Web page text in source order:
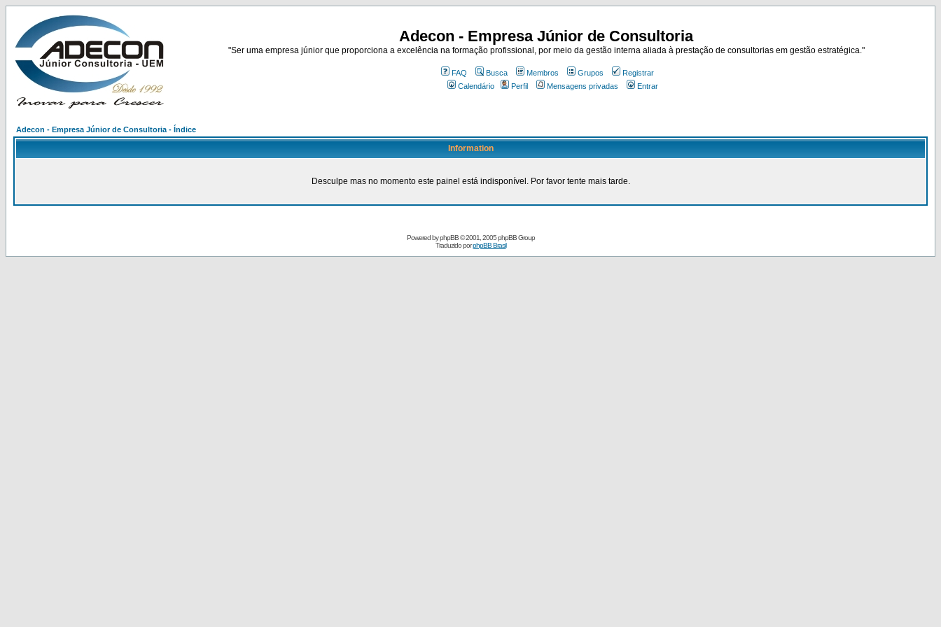
Adecon - Empresa Júnior de Consultoria
"Ser uma empresa júnior que proporciona a excelência na formação profissional, por meio da gestão interna aliada à prestação de consultorias em gestão estratégica."
FAQ Busca Membros Grupos
Registrar
Calendário
Perfil Mensagens privadas Entrar
Adecon - Empresa Júnior de Consultoria - Índice
Information
Desculpe mas no momento este painel está indisponível. Por favor tente mais tarde.
Powered byphpBB© 2001, 2005 phpBB Group
Traduzido porphpBB Brasil